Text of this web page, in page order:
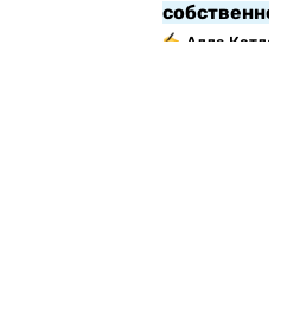
Алла Котляр